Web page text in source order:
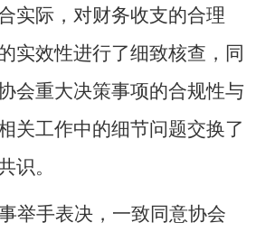
实际，对财务收支的合理
实效性进行了细致核查，同
会重大决策事项的合规性与
关工作中的细节问题交换了
识。
举手表决，一致同意协会